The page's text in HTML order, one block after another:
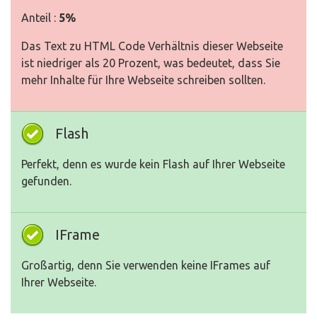
Anteil : 5%
Das Text zu HTML Code Verhältnis dieser Webseite
ist niedriger als 20 Prozent, was bedeutet, dass Sie
mehr Inhalte für Ihre Webseite schreiben sollten.
Flash
Perfekt, denn es wurde kein Flash auf Ihrer Webseite
gefunden.
IFrame
Großartig, denn Sie verwenden keine IFrames auf
Ihrer Webseite.